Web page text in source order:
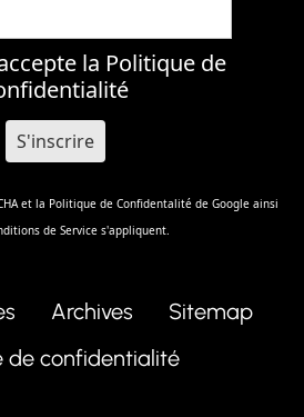
la Politique de
et la Politique de Confidentalité de Google ainsi
de Service s'appliquent.
Archives
Sitemap
de confidentialité